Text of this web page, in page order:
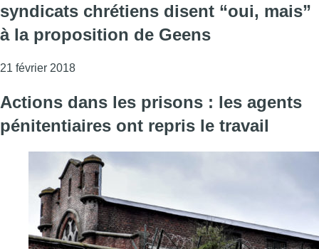
syndicats chrétiens disent “oui, mais”
à la proposition de Geens
21 février 2018Consulter l'article "Sous-effectif dans les
Actions dans les prisons : les agents
pénitentiaires ont repris le travail